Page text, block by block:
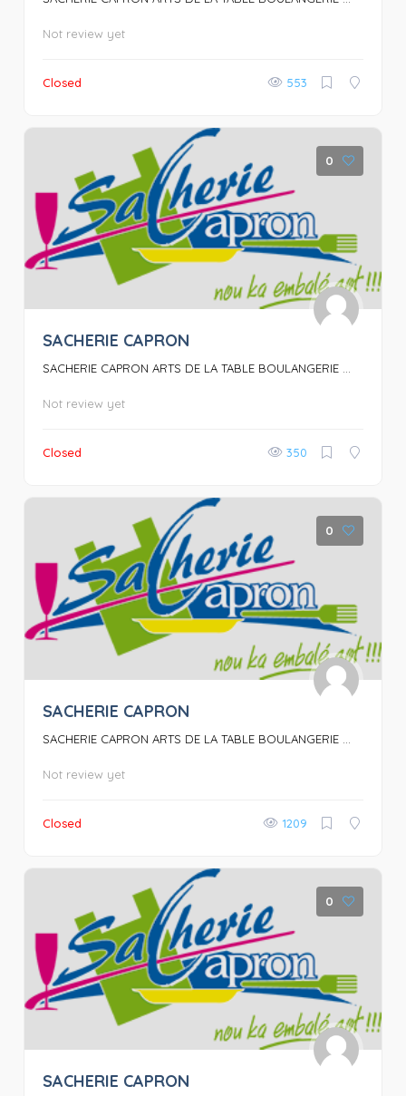
Not review yet
Closed 553
0
SACHERIE CAPRON
SACHERIE CAPRON ARTS DE LA TABLE BOULANGERIE ...
Not review yet
Closed 350
0
SACHERIE CAPRON
SACHERIE CAPRON ARTS DE LA TABLE BOULANGERIE ...
Not review yet
Closed 1209
0
SACHERIE CAPRON